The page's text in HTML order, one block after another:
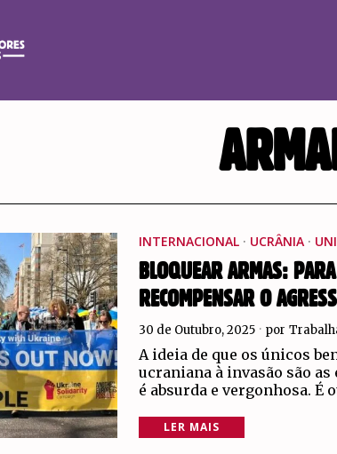
INTERNACIONAL · UCRÂNIA ·
BLOQUEAR ARMAS:
RECOMPENSAR O
30 de Outubro, 2025 por
A ideia de que os únicos
ucraniana à invasão são
é absurda e vergonhosa. É
LER MAIS